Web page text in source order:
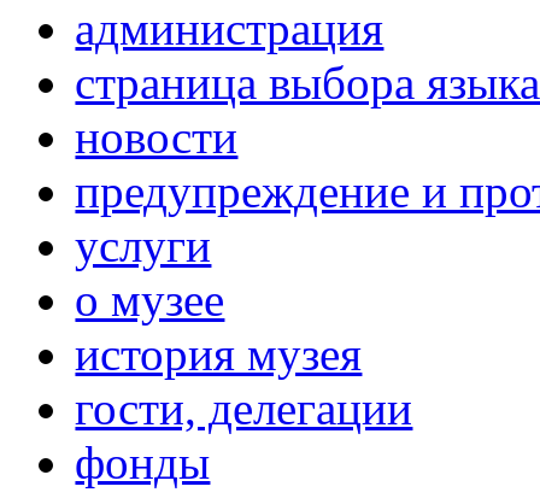
администрация
страница выбора языка
новости
предупреждение и
услуги
о музее
история музея
гости, делегации
фонды